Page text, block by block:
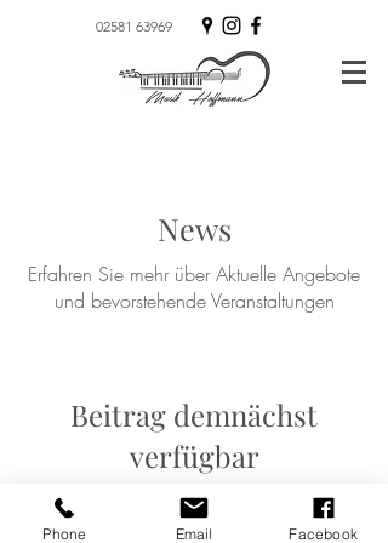
02581 63969
News
Erfahren Sie mehr über Aktuelle Angebote
und bevorstehende Veranstaltungen
Beitrag demnächst
verfügbar
Entdecke weitere Kategorien dieses
Blogs oder versuche es später
Phone Email Facebook